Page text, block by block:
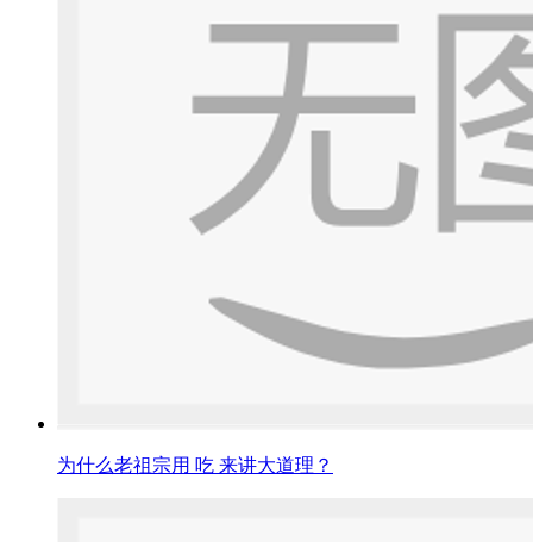
为什么老祖宗用 吃 来讲大道理？